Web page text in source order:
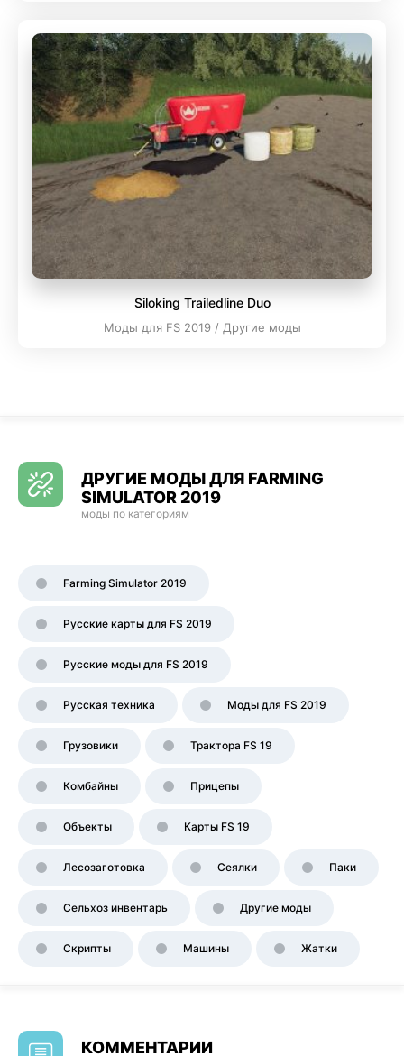
Siloking Trailedline Duo
Моды для FS 2019 / Другие моды
ДРУГИЕ МОДЫ ДЛЯ FARMING
SIMULATOR 2019
моды по категориям
Farming Simulator 2019
Русские карты для FS 2019
Русские моды для FS 2019
Русская техника Моды для FS 2019
Грузовики Трактора FS 19
Комбайны Прицепы
Объекты Карты FS 19
Лесозаготовка Сеялки Паки
Сельхоз инвентарь Другие моды
Скрипты Машины Жатки
КОММЕНТАРИИ